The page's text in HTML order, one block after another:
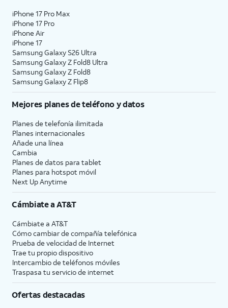
iPhone 17 Pro Max
iPhone 17 Pro
iPhone Air
iPhone 17
Samsung Galaxy S26 Ultra
Samsung Galaxy Z Fold8 Ultra
Samsung Galaxy Z Fold8
Samsung Galaxy Z Flip8
Mejores planes de teléfono y datos
Planes de telefonía ilimitada
Planes internacionales
Añade una línea
Cambia
Planes de datos para tablet
Planes para hotspot móvil
Next Up Anytime
Cámbiate aAT&T
Cámbiate a AT&T
Cómo cambiar de compañía telefónica
Prueba de velocidad de Internet
Trae tu propio dispositivo
Intercambio de teléfonos móviles
Traspasa tu servicio de internet
Ofertas destacadas